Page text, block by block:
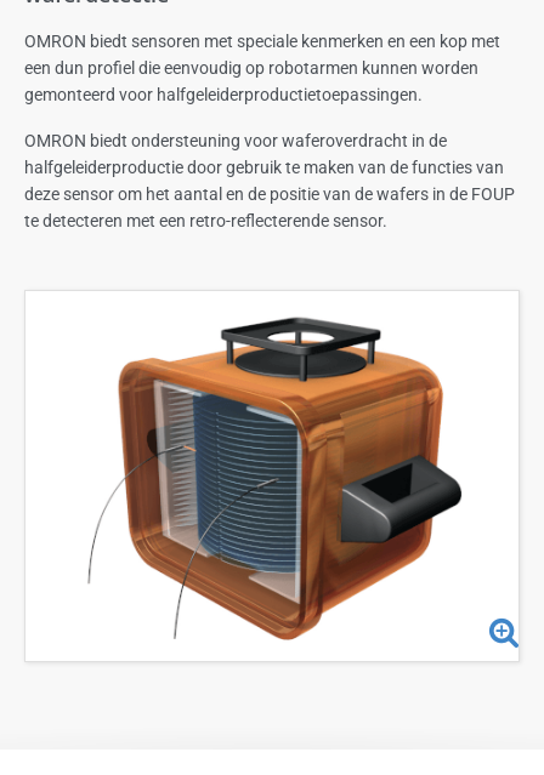
OMRON biedt sensoren met speciale kenmerken en een kop met
een dun profiel die eenvoudig op robotarmen kunnen worden
gemonteerd voor halfgeleiderproductietoepassingen.
OMRON biedt ondersteuning voor waferoverdracht in de
halfgeleiderproductie door gebruik te maken van de functies van
deze sensor om het aantal en de positie van de wafers in de FOUP
te detecteren met een retro-reflecterende sensor.